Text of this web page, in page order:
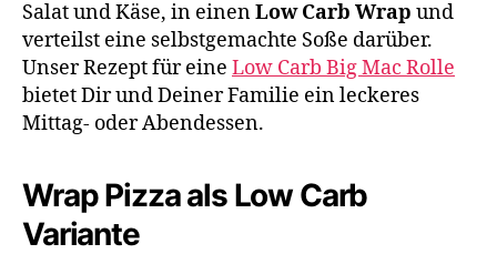
Salat und Käse, in einenLow Carb Wrap und
verteilst eine selbstgemachte Soße darüber.
Unser Rezept für eine Low Carb Big Mac Rolle
bietet Dir und Deiner Familie ein leckeres
Mittag- oder Abendessen.
Wrap Pizza als Low Carb
Variante